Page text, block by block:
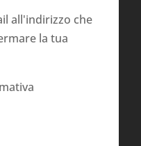
all'indirizzo che
la tua